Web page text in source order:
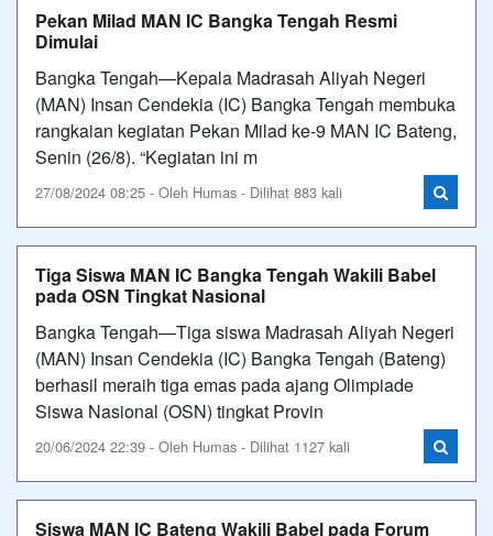
Pekan Milad MAN IC Bangka Tengah Resmi
Dimulai
Bangka Tengah—Kepala Madrasah Aliyah Negeri
(MAN) Insan Cendekia (IC) Bangka Tengah membuka
rangkaian kegiatan Pekan Milad ke-9 MAN IC Bateng,
Senin (26/8). “Kegiatan ini m
27/08/2024 08:25 - Oleh Humas - Dilihat 883 kali
Tiga Siswa MAN IC Bangka Tengah Wakili Babel
pada OSN Tingkat Nasional
Bangka Tengah—Tiga siswa Madrasah Aliyah Negeri
(MAN) Insan Cendekia (IC) Bangka Tengah (Bateng)
berhasil meraih tiga emas pada ajang Olimpiade
Siswa Nasional (OSN) tingkat Provin
20/06/2024 22:39 - Oleh Humas - Dilihat 1127 kali
Siswa MAN IC Bateng Wakili Babel pada Forum